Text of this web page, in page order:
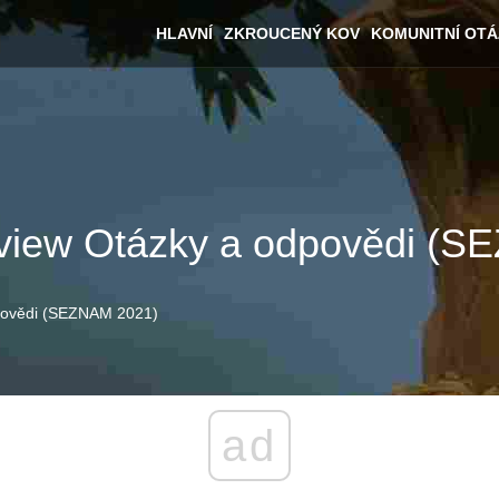
HLAVNÍ ZKROUCENÝ KOV KOMUNITNÍ
Otázky a odpovědi
(SEZNAM 2021)
ad